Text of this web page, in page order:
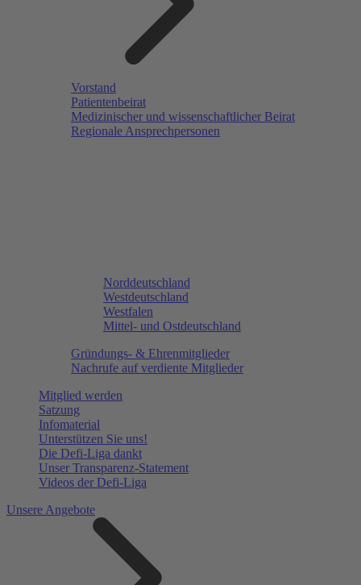
Vorstand
Patientenbeirat
Medizinischer und wissenschaftlicher Beirat
Regionale Ansprechpersonen
Norddeutschland
Westdeutschland
Westfalen
Mittel- und Ostdeutschland
Gründungs- & Ehrenmitglieder
Nachrufe auf verdiente Mitglieder
Mitglied werden
Satzung
Infomaterial
Unterstützen Sie uns!
Die Defi-Liga dankt
Unser Transparenz-Statement
Videos der Defi-Liga
Unsere Angebote